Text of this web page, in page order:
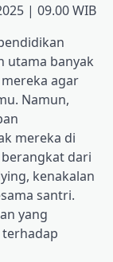
| 09.00 WIB
utama banyak
agar
Namun,
mereka di
dari
kenakalan
santri.
yang